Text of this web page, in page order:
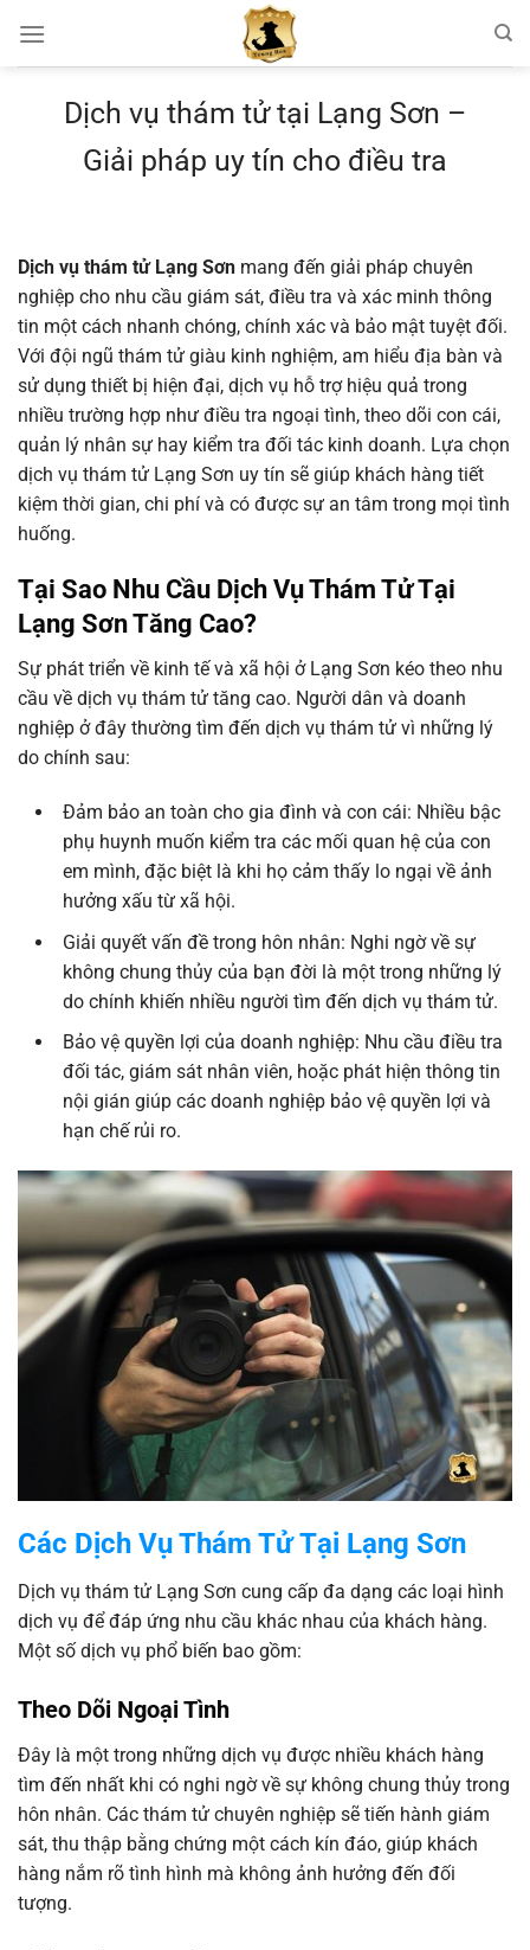
đến
nội
Dịch vụ thám tử tại Lạng Sơn –
Giải pháp uy tín cho điều tra
Dịch vụ thám tử Lạng Sơn mang đến giải pháp chuyên
nghiệp cho nhu cầu giám sát, điều tra và xác minh thông
tin một cách nhanh chóng, chính xác và bảo mật tuyệt đối.
Với đội ngũ thám tử giàu kinh nghiệm, am hiểu địa bàn và
sử dụng thiết bị hiện đại, dịch vụ hỗ trợ hiệu quả trong
nhiều trường hợp như điều tra ngoại tình, theo dõi con cái,
quản lý nhân sự hay kiểm tra đối tác kinh doanh. Lựa chọn
dịch vụ thám tử Lạng Sơn uy tín sẽ giúp khách hàng tiết
kiệm thời gian, chi phí và có được sự an tâm trong mọi tình
huống.
Tại Sao Nhu Cầu Dịch Vụ Thám Tử Tại
Lạng Sơn Tăng Cao?
Sự phát triển về kinh tế và xã hội ở Lạng Sơn kéo theo nhu
cầu về dịch vụ thám tử tăng cao. Người dân và doanh
nghiệp ở đây thường tìm đến dịch vụ thám tử vì những lý
do chính sau:
Đảm bảo an toàn cho gia đình và con cái: Nhiều bậc
phụ huynh muốn kiểm tra các mối quan hệ của con
em mình, đặc biệt là khi họ cảm thấy lo ngại về ảnh
hưởng xấu từ xã hội.
Giải quyết vấn đề trong hôn nhân: Nghi ngờ về sự
không chung thủy của bạn đời là một trong những lý
do chính khiến nhiều người tìm đến dịch vụ thám tử.
Bảo vệ quyền lợi của doanh nghiệp: Nhu cầu điều tra
đối tác, giám sát nhân viên, hoặc phát hiện thông tin
nội gián giúp các doanh nghiệp bảo vệ quyền lợi và
hạn chế rủi ro.
Các Dịch Vụ Thám Tử Tại Lạng Sơn
Dịch vụ thám tử Lạng Sơn cung cấp đa dạng các loại hình
dịch vụ để đáp ứng nhu cầu khác nhau của khách hàng.
Một số dịch vụ phổ biến bao gồm:
Theo Dõi Ngoại Tình
Đây là một trong những dịch vụ được nhiều khách hàng
tìm đến nhất khi có nghi ngờ về sự không chung thủy trong
hôn nhân. Các thám tử chuyên nghiệp sẽ tiến hành giám
sát, thu thập bằng chứng một cách kín đáo, giúp khách
hàng nắm rõ tình hình mà không ảnh hưởng đến đối
tượng.